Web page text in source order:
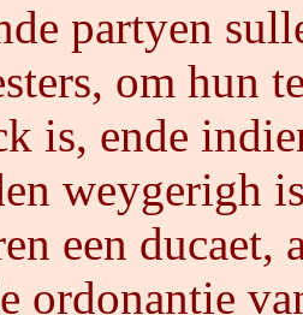
partyen
om hun
is, ende
weygerigh
een
ordonantie